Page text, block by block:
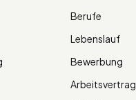
Berufe
Lebenslauf
Bewerbung
Arbeitsvertrag